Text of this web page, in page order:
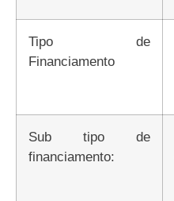
Tipo de
Financiamento
Sub tipo de
financiamento: